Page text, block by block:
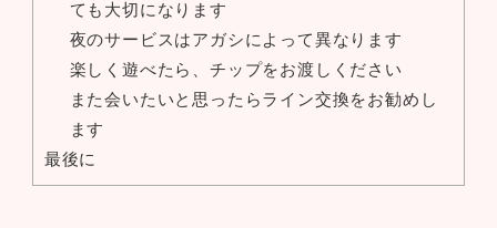
ても大切になります
夜のサービスはアガシによって異なります
楽しく遊べたら、チップをお渡しください
また会いたいと思ったらライン交換をお勧めし
ます
最後に